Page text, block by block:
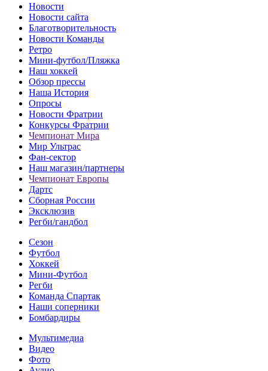
Новости
Новости сайта
Благотворительность
Новости Команды
Ретро
Мини-футбол/Пляжка
Наш хоккей
Обзор прессы
Наша История
Опросы
Новости Фратрии
Конкурсы Фратрии
Чемпионат Мира
Мир Ультрас
Фан-cектор
Наш магазин/партнеры
Чемпионат Европы
Дартс
Сборная России
Эксклюзив
Регби/гандбол
Сезон
Футбол
Хоккей
Мини-Футбол
Регби
Команда Спартак
Наши соперники
Бомбардиры
Мультимедиа
Видео
Фото